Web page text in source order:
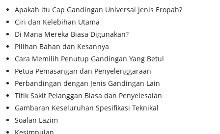
Apakah itu Cap Gandingan Universal Jenis Eropah?
Ciri dan Kelebihan Utama
Di Mana Mereka Biasa Digunakan?
Pilihan Bahan dan Kesannya
Cara Memilih Penutup Gandingan Yang Betul
Petua Pemasangan dan Penyelenggaraan
Perbandingan dengan Jenis Gandingan Lain
Titik Sakit Pelanggan Biasa dan Penyelesaian
Gambaran Keseluruhan Spesifikasi Teknikal
Soalan Lazim